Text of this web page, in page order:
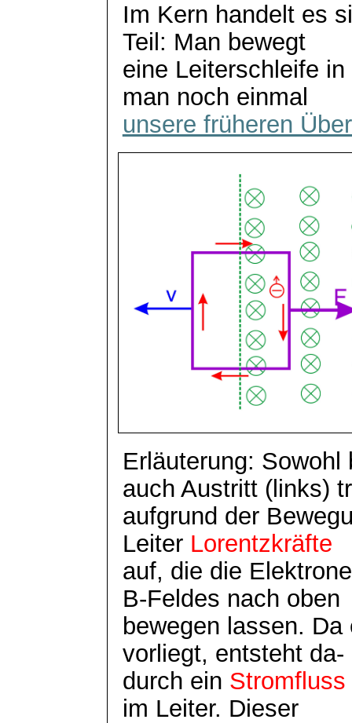
Im Kern handelt es
Teil: Man bewegt
eine Leiterschleife
man noch einmal
unsere früheren
Erläuterung:
auch Austritt (links)
aufgrund der
Leiter Lorentzkräfte
auf, die die
B-Feldes nach oben
bewegen lassen.
vorliegt, entsteht da-
durch ein
im Leiter. Dieser